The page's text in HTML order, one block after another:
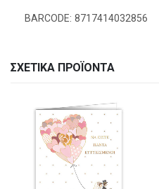
BARCODE: 8717414032856
ΣΧΕΤΙΚΆ ΠΡΟΪΌΝΤΑ